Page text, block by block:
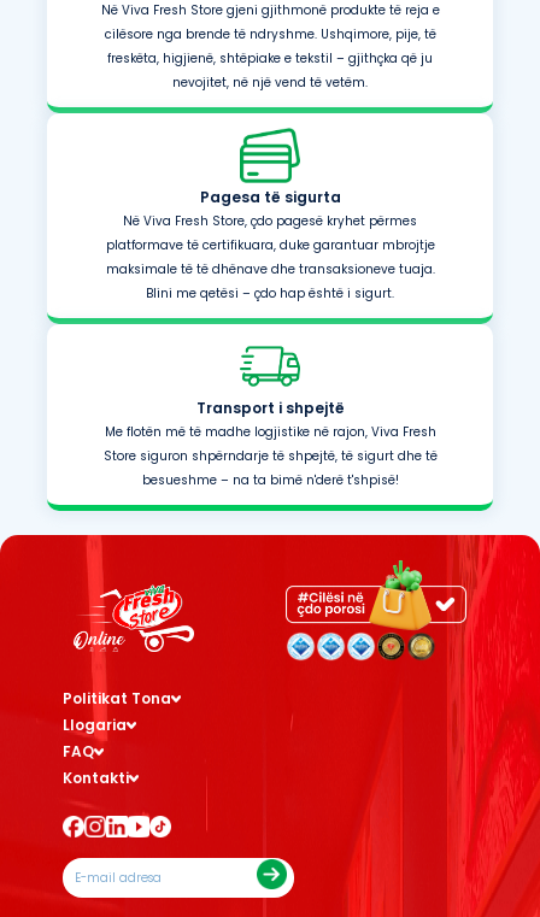
Në Viva Fresh Store gjeni gjithmonë produkte të reja e
cilësore nga brende të ndryshme. Ushqimore, pije, të
freskëta, higjienë, shtëpiake e tekstil – gjithçka që ju
nevojitet, në një vend të vetëm.
Pagesa të sigurta
Në Viva Fresh Store, çdo pagesë kryhet përmes
platformave të certifikuara, duke garantuar mbrojtje
maksimale të të dhënave dhe transaksioneve tuaja.
Blini me qetësi – çdo hap është i sigurt.
Transport i shpejtë
Me flotën më të madhe logjistike në rajon, Viva Fresh
Store siguron shpërndarje të shpejtë, të sigurt dhe të
besueshme – na ta bimë n'derë t'shpisë!
Politikat Tona
Llogaria
FAQ
Kontakti